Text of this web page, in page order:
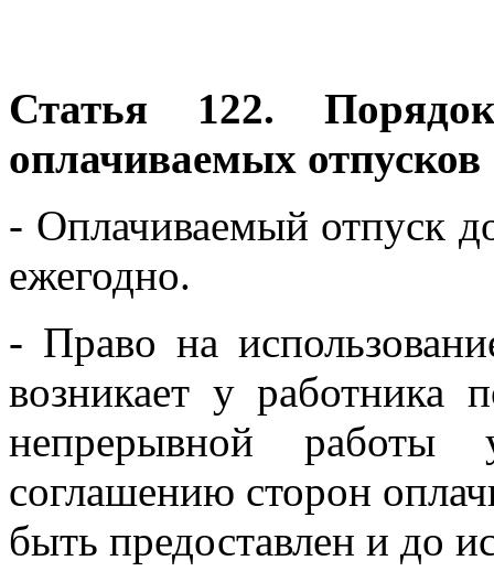
Статья 122.
оплачиваемых отпусков
- Оплачиваемый отпуск
ежегодно.
- Право на
возникает у работника
непрерывной работы
соглашению сторон
быть предоставлен и до